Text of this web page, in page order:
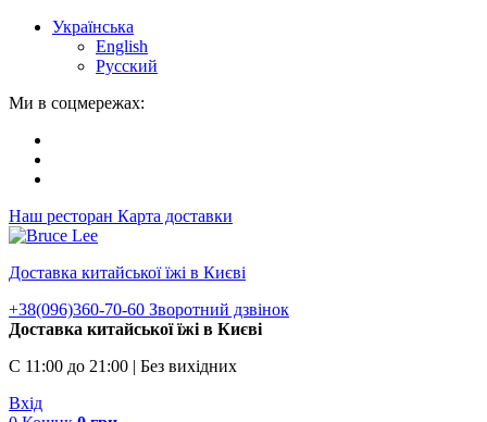
Українська
English
Русский
Ми в соцмережах:
Наш ресторан Карта доставки
Доставка китайської їжі в Києві
+38(096)360-70-60 Зворотний дзвінок
Доставка китайської їжі в Києві
С 11:00 до 21:00 | Без вихідних
Вхід